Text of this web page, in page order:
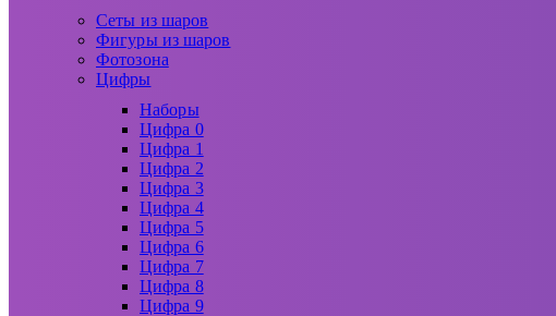
Сеты из шаров
Фигуры из шаров
Фотозона
Цифры
Наборы
Цифра 0
Цифра 1
Цифра 2
Цифра 3
Цифра 4
Цифра 5
Цифра 6
Цифра 7
Цифра 8
Цифра 9